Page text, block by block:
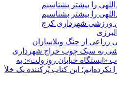
را بیشتر بشناسیم
را بیشتر بشناسیم
ورزشی شهرداری کرج
به سبک چوب حراج شهرداری
«ایستگاه خیابان روزولت»: به
نکرده‌ایم؛ این کتاب پُرکننده‌ یک خلأ